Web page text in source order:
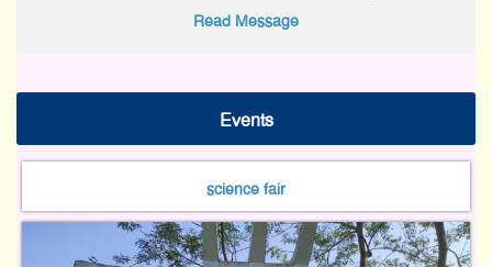
Read Message
Events
science fair